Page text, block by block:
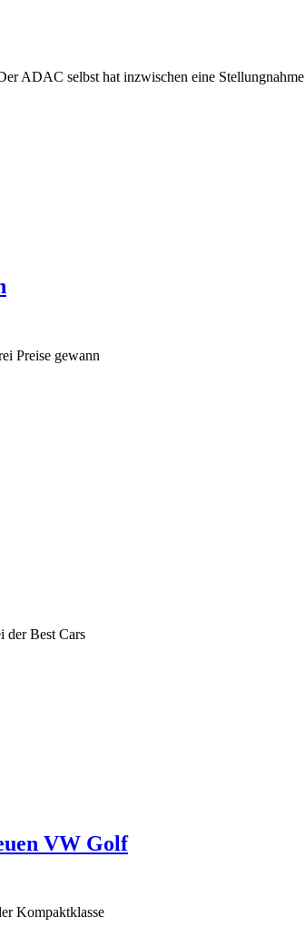
ADAC selbst hat inzwischen eine Stellungnahme
Preise gewann
der Best Cars
VW Golf
Kompaktklasse